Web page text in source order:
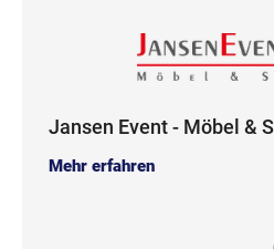
Jansen Event - Möbel &
Mehr erfahren